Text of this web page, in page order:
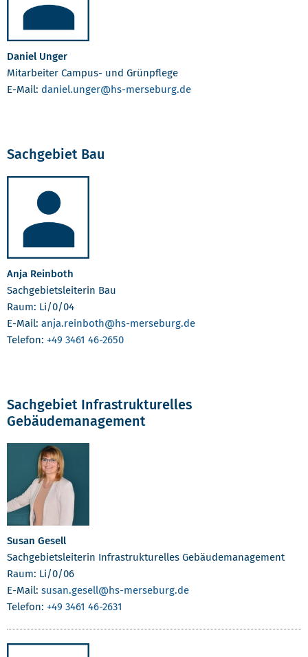
Daniel Unger
Mitarbeiter Campus- und Grünpflege
E-Mail: daniel.unger@hs-merseburg.de
Sachgebiet Bau
Anja Reinboth
Sachgebietsleiterin Bau
Raum: Li/0/04
E-Mail: anja.reinboth@hs-merseburg.de
Telefon: +49 3461 46-2650
Sachgebiet Infrastrukturelles
Gebäudemanagement
Susan Gesell
Sachgebietsleiterin Infrastrukturelles Gebäudemanagement
Raum: Li/0/06
E-Mail: susan.gesell@hs-merseburg.de
Telefon: +49 3461 46-2631